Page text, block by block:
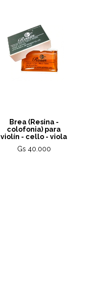
Brea (Resina -
colofonia) para
violín - cello - viola
Gs 40.000